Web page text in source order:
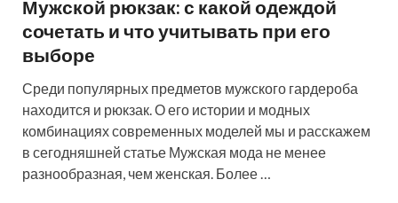
Мужской рюкзак: с какой одеждой
сочетать и что учитывать при его
выборе
Среди популярных предметов мужского гардероба
находится и рюкзак. О его истории и модных
комбинациях современных моделей мы и расскажем
в сегодняшней статье Мужская мода не менее
разнообразная, чем женская. Более …